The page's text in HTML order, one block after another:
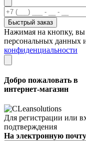
Быстрый заказ
Нажимая на кнопку, вы
персональных данных
конфиденциальности
Добро пожаловать в
интернет-магазин
Для регистрации или
подтверждения
На электронную